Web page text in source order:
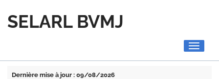
SELARL BVMJ
Toggle
Dernière mise à jour : 09/08/2026